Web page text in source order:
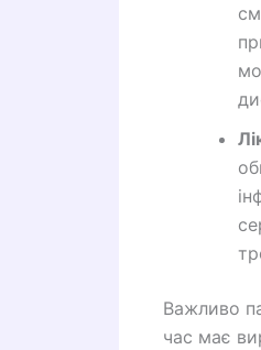
Важливо
час має